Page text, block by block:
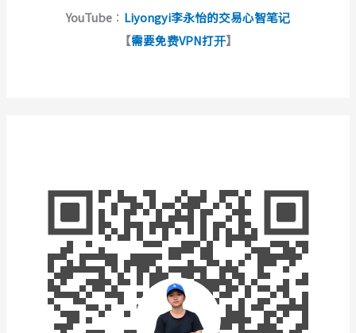
YouTube ： Liyongyi李永怡的交易心智笔记
【需要免费VPN打开】